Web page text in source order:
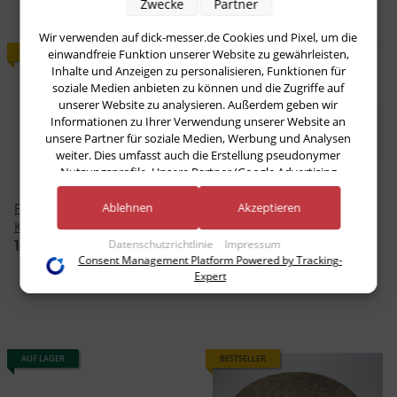
BESTSELLER
F. DICK Magnetischer
Klingenschutz für Klingen
bis 22 cm
16,20 €
AUF LAGER
F. DICK Rippenzieher
20,84 €*
AUF LAGER BESTSELLER
Wir verwenden auf dick-messer.de Cookies und Pixel, um die
einwandfreie Funktion unserer Website zu gewährleisten,
Inhalte und Anzeigen zu personalisieren, Funktionen für
soziale Medien anbieten zu können und die Zugriffe auf
unserer Website zu analysieren. Außerdem geben wir
Informationen zu Ihrer Verwendung unserer Website an
unsere Partner für soziale Medien, Werbung und Analysen
weiter. Dies umfasst auch die Erstellung pseudonymer
Nutzungsprofile. Unsere Partner (Google Advertising
Products) führen diese Informationen möglicherweise mit
weiteren Daten zusammen, die Sie ihnen bereitgestellt haben
im Rahmen Ihrer Nutzung der Dienste gesammelt haben
(bspw. Nutzungsdaten anderer Geräte). Ihre Einwilligung zur
Nutzung von Cookies und Pixeln können Sie jederzeit
Zwecke der Datenverarbeitung durch unsere Partner:
Speichern von oder Zugriff auf Informationen auf einem Endgerät
Datenschutzrichtlinie Impressum
Zwecke Partner
Ablehnen Akzeptieren
Consent Management Platform Powered by Tracking-
Expert